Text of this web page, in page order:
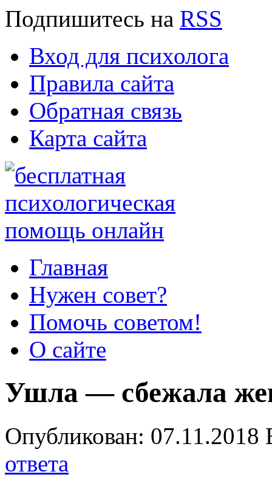
Подпишитесь на RSS
Вход для психолога
Правила сайта
Обратная связь
Карта сайта
Главная
Нужен совет?
Помочь советом!
О сайте
Ушла — сбежала
Опубликован: 07.11.2018
ответа